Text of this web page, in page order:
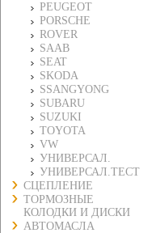
PEUGEOT
PORSCHE
ROVER
SAAB
SEAT
SKODA
SSANGYONG
SUBARU
SUZUKI
TOYOTA
VW
УНИВЕРСАЛ.
УНИВЕРСАЛ.ТЕСТ
СЦЕПЛЕНИЕ
ТОРМОЗНЫЕ
КОЛОДКИ И ДИСКИ
АВТОМАСЛА